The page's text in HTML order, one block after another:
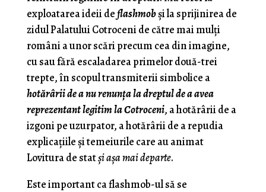
exploatarea ideii deflashmobşi la sprijinirea de
zidul Palatului Cotroceni de către mai mulţi
români a unor scări precum cea din imagine,
cu sau fără escaladarea primelor două-trei
trepte, în scopul transmiterii simbolice a
hotărârii de a nu renunţa la dreptul de a avea
reprezentant legitim la Cotroceni, a hotărârii de a
izgoni pe uzurpator, a hotărârii de a repudia
explicaţiile şi temeiurile care au animat
Lovitura de statşi aşa mai departe.
Este important ca flashmob-ul să se